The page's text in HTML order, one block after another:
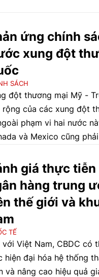
ứng chính
xung đột
SÁCH
đột thương mại Mỹ -
rộng của các xung đột
phạm vi hai nước
và Mexico cũng
đột thương mại Mỹ -
thế hàng hóa xuất
gia trên. Điều này
mà xung đột thương
mại toàn cầu.
giá thực tiễn
hàng trung
thế giới và
TẾ
Việt Nam, CBDC có
hiện đại hóa hệ thống
và nâng cao hiệu quả